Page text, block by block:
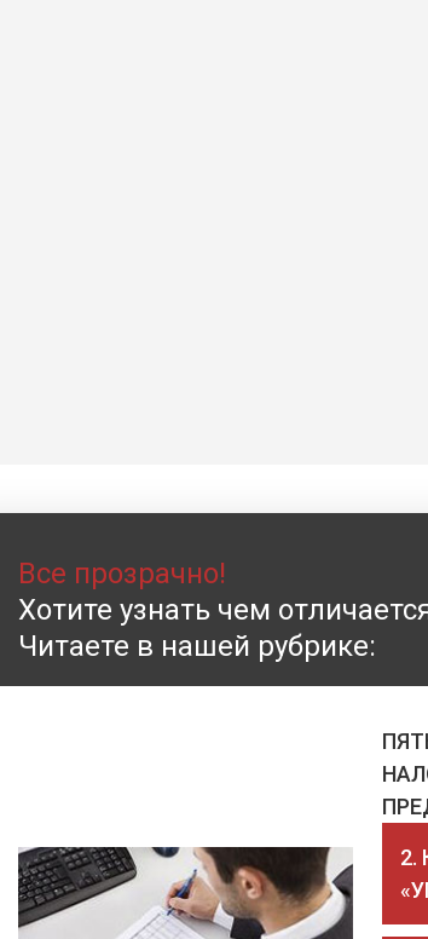
Все прозрачно!
Хотите узнать чем
Читаете в нашей рубрике:
2.